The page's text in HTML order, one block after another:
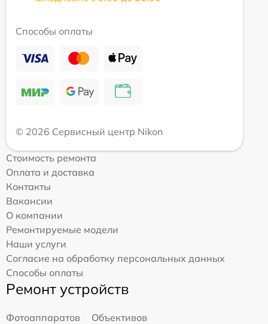
Способы оплаты
© 2026 Сервисный центр Nikon
Стоимость ремонта
Оплата и доставка
Контакты
Вакансии
О компании
Ремонтируемые модели
Наши услуги
Согласие на обработку персональных данных
Способы оплаты
Ремонт устройств
Фотоаппаратов
Объективов